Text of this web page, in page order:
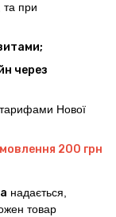
при
через
тарифами Нової
200 грн
надається,
товар